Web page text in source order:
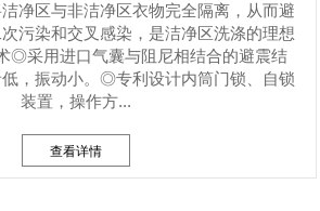
净区与非洁净区衣物完全隔离，从而避
污染和交叉感染，是洁净区洗涤的理想
◎采用进口气囊与阻尼相结合的避震结
，振动小。◎专利设计内筒门锁、自锁
装置，操作方...
查看详情